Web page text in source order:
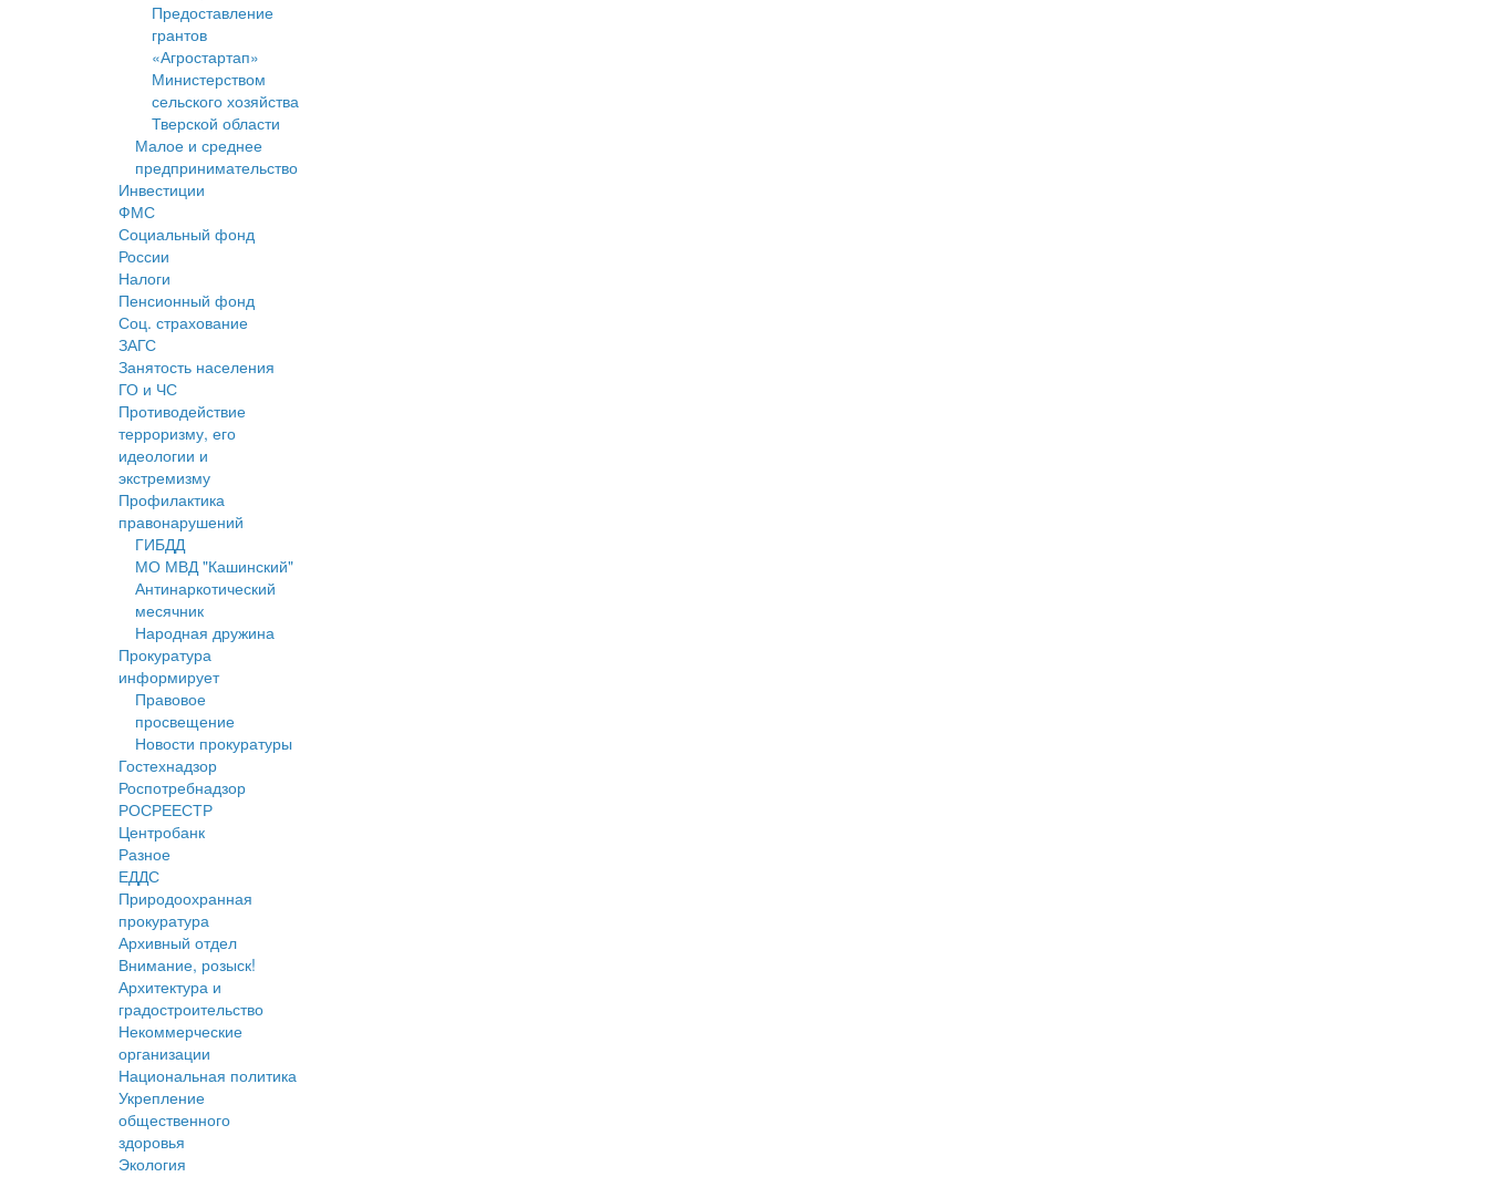
Предоставление
грантов
«Агростартап»
Министерством
сельского хозяйства
Тверской области
Малое и среднее
предпринимательство
Инвестиции
ФМС
Социальный фонд
России
Налоги
Пенсионный фонд
Соц. страхование
ЗАГС
Занятость населения
ГО и ЧС
Противодействие
терроризму, его
идеологии и
экстремизму
Профилактика
правонарушений
ГИБДД
МО МВД "Кашинский"
Антинаркотический
месячник
Народная дружина
Прокуратура
информирует
Правовое
просвещение
Новости прокуратуры
Гостехнадзор
Роспотребнадзор
РОСРЕЕСТР
Центробанк
Разное
ЕДДС
Природоохранная
прокуратура
Архивный отдел
Внимание, розыск!
Архитектура и
градостроительство
Некоммерческие
организации
Национальная политика
Укрепление
общественного
здоровья
Экология